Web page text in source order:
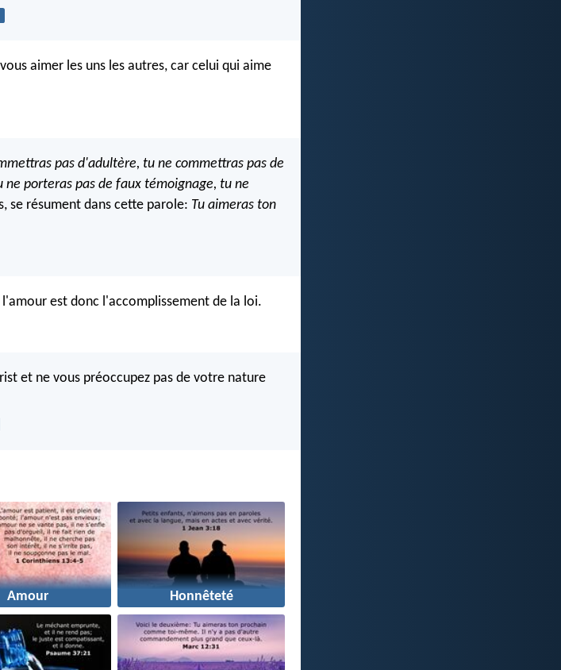
aimer les uns les autres, car celui qui aime
pas d'adultère, tu ne commettras pas de
ne porteras pas de faux témoignage, tu ne
se résument dans cette parole: Tu aimeras ton
est donc l'accomplissement de la loi.
et ne vous préoccupez pas de votre nature
Amour Honnêteté